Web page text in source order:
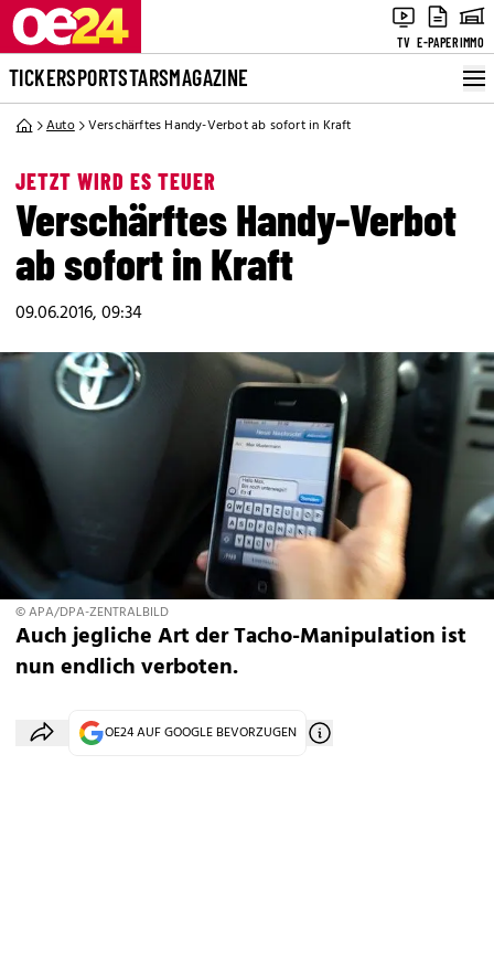
TV E-PAPERIMMO
TICKERSPORTSTARSMAGAZINE
Auto Verschärftes Handy-Verbot ab sofort in Kraft
JETZT WIRD ES TEUER
Verschärftes Handy-Verbot
ab sofort in Kraft
09.06.2016, 09:34
© APA/DPA-ZENTRALBILD
Auch jegliche Art der Tacho-Manipulation ist
nun endlich verboten.
OE24 AUF GOOGLE BEVORZUGEN